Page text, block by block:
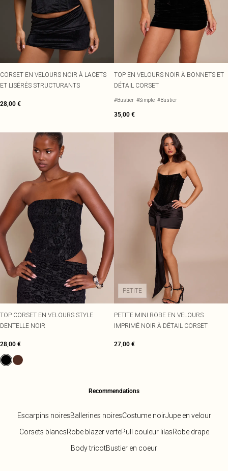
CORSET EN VELOURS NOIR À LACETS
ET LISÉRÉS STRUCTURANTS
28,00 €
TOP EN VELOURS NOIR À BONNETS ET
DÉTAIL CORSET
#Bustier #Simple #Bustier
35,00 €
TOP CORSET EN VELOURS STYLE
DENTELLE NOIR
28,00 €
PETITE
PETITE MINI ROBE EN VELOURS
IMPRIMÉ NOIR À DÉTAIL CORSET
27,00 €
Recommendations
Escarpins noiresBallerines noiresCostume noirJupe en velour
Corsets blancsRobe blazer vertePull couleur lilasRobe drape
Body tricotBustier en coeur